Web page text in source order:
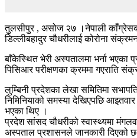
तुलसीपुर , असोज २७ ।नेपाली
डिल्लीबहादुर चौधरीलाई कोरोना
बाँकेस्थित भेरी अस्पतालमा भर्ना भएका
पिसिआर परीक्षणका क्रममा गएराति
लुम्बिनी प्रदेशका लेखा समितिमा
निमिनियाको समस्या देखिएपछि
भएका थिए ।
प्रदेश सांसद चौधरीको स्वास्थ्यमा
अस्पताल प्रशासनले जानकारी दिएको